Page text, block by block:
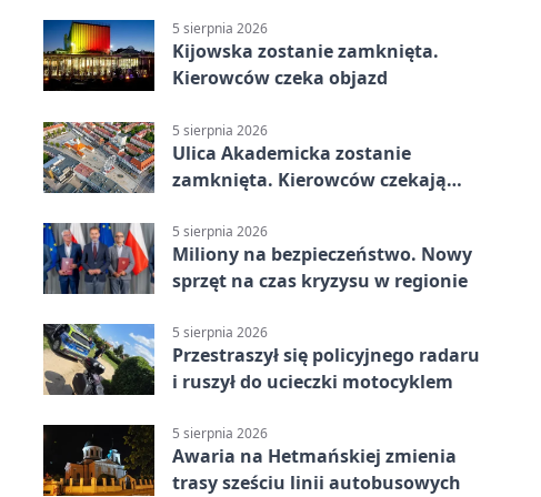
5 sierpnia 2026
Kijowska zostanie zamknięta.
Kierowców czeka objazd
5 sierpnia 2026
Ulica Akademicka zostanie
zamknięta. Kierowców czekają
5 sierpnia 2026
Miliony na bezpieczeństwo. Nowy
sprzęt na czas kryzysu w regionie
5 sierpnia 2026
Przestraszył się policyjnego radaru
i ruszył do ucieczki motocyklem
5 sierpnia 2026
Awaria na Hetmańskiej zmienia
trasy sześciu linii autobusowych